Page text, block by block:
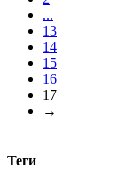
...
13
14
15
16
17
→
Теги